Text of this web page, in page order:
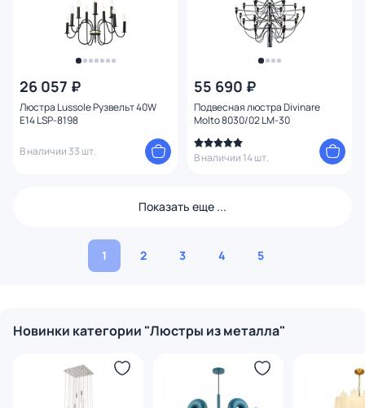
26 057 ₽
Люстра Lussole Рузвельт 40W
E14 LSP-8198
В наличии 33 шт.
55 690 ₽
Подвесная люстра Divinare
Molto 8030/02 LM-30
В наличии 14 шт.
Показать еще ...
1 2 3 4 5
Новинки категории "Люстры из металла"